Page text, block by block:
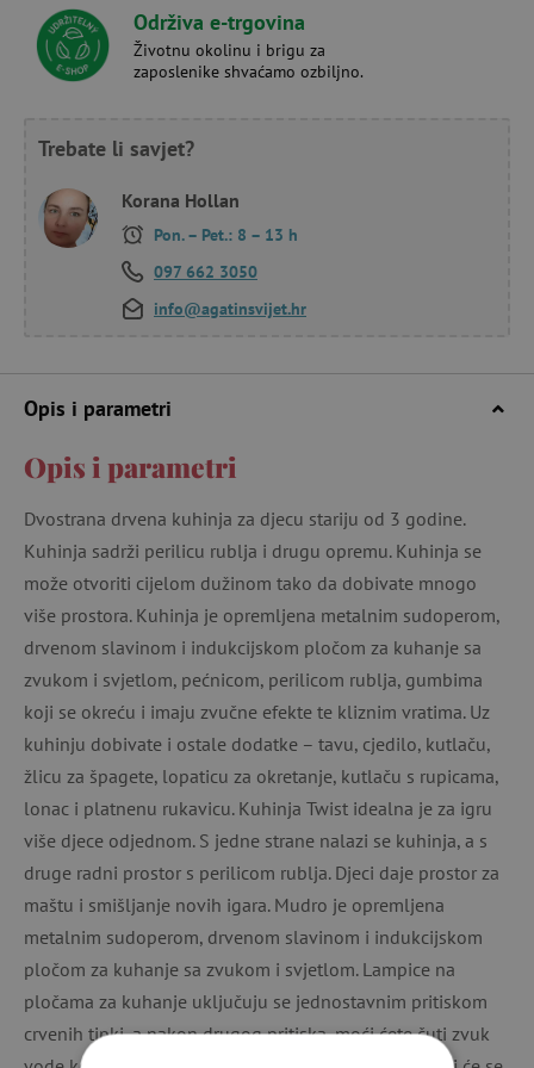
Održiva e-trgovina
Životnu okolinu i brigu za
zaposlenike shvaćamo ozbiljno.
Trebate li savjet?
Korana Hollan
Pon. – Pet.: 8 – 13 h
097 662 3050
info@agatinsvijet.hr
Opis i parametri
Opis i parametri
Dvostrana drvena kuhinja za djecu stariju od 3 godine.
Kuhinja sadrži perilicu rublja i drugu opremu. Kuhinja se
može otvoriti cijelom dužinom tako da dobivate mnogo
više prostora. Kuhinja je opremljena metalnim sudoperom,
drvenom slavinom i indukcijskom pločom za kuhanje sa
zvukom i svjetlom, pećnicom, perilicom rublja, gumbima
koji se okreću i imaju zvučne efekte te kliznim vratima. Uz
kuhinju dobivate i ostale dodatke – tavu, cjedilo, kutlaču,
žlicu za špagete, lopaticu za okretanje, kutlaču s rupicama,
lonac i platnenu rukavicu. Kuhinja Twist idealna je za igru
više djece odjednom. S jedne strane nalazi se kuhinja, a s
druge radni prostor s perilicom rublja. Djeci daje prostor za
maštu i smišljanje novih igara. Mudro je opremljena
metalnim sudoperom, drvenom slavinom i indukcijskom
pločom za kuhanje sa zvukom i svjetlom. Lampice na
pločama za kuhanje uključuju se jednostavnim pritiskom
crvenih tipki, a nakon drugog pritiska, moći ćete čuti zvuk